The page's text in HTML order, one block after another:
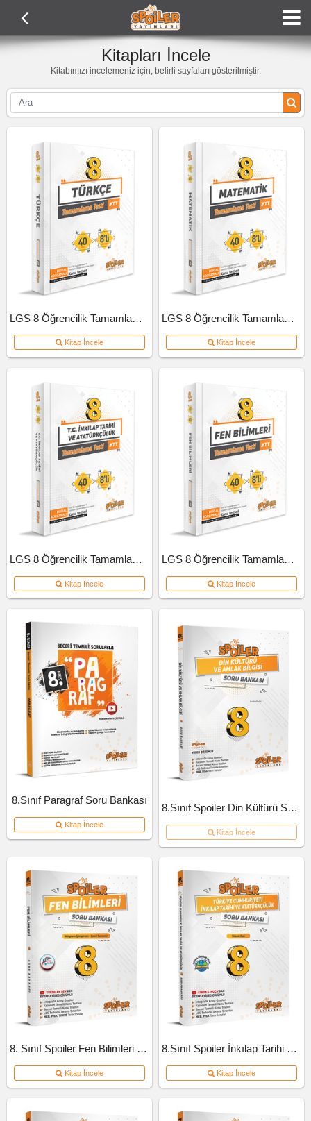
Kitapları İncele
Kitabımızı incelemeniz için, belirli sayfaları gösterilmiştir.
LGS 8 Öğrencilik Tamamlama Testi Türkçe
Kitap İncele
LGS 8 Öğrencilik Tamamlama Testi Matematik
Kitap İncele
LGS 8 Öğrencilik Tamamlama Testi İnkılap Tarihi Ve Atatürkçülük
Kitap İncele
LGS 8 Öğrencilik Tamamlama Testi Fen Bilimleri
Kitap İncele
8.Sınıf Paragraf Soru Bankası
Kitap İncele
8.Sınıf Spoiler Din Kültürü Soru Bankası
Kitap İncele
8. Sınıf Spoiler Fen Bilimleri Soru Bankası
Kitap İncele
8.Sınıf Spoiler İnkılap Tarihi Soru Bankası
Kitap İncele